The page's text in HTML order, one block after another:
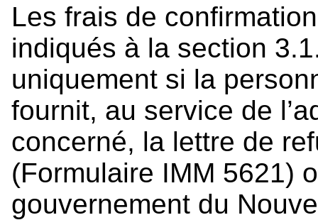
Les frais de
indiqués à la section
uniquement si la
fournit, au service de
concerné, la lettre de
(Formulaire IMM 5621)
gouvernement du